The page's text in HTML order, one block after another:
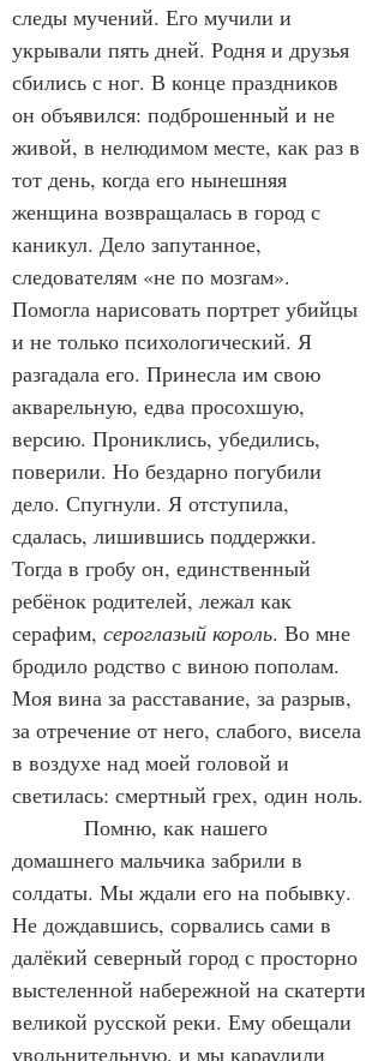
следы мучений. Его мучили и
укрывали пять дней. Родня и друзья
сбились с ног. В конце праздников
он объявился: подброшенный и не
живой, в нелюдимом месте, как раз в
тот день, когда его нынешняя
женщина возвращалась в город с
каникул. Дело запутанное,
следователям «не по мозгам».
Помогла нарисовать портрет убийцы
и не только психологический. Я
разгадала его. Принесла им свою
акварельную, едва просохшую,
версию. Прониклись, убедились,
поверили. Но бездарно погубили
дело. Спугнули. Я отступила,
сдалась, лишившись поддержки.
Тогда в гробу он, единственный
ребёнок родителей, лежал как
серафим, сероглазый король. Во мне
бродило родство с виною пополам.
Моя вина за расставание, за разрыв,
за отречение от него, слабого, висела
в воздухе над моей головой и
светилась: смертный грех, один ноль.
домашнего мальчика забрили в
солдаты. Мы ждали его на побывку.
Не дождавшись, сорвались сами в
далёкий северный город с просторно
выстеленной набережной на скатерти
великой русской реки. Ему обещали
увольнительную, и мы караулили